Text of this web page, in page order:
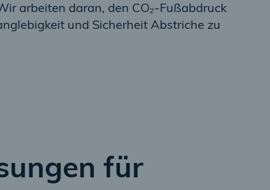
arbeiten daran, den CO₂-Fußabdruck
und Sicherheit Abstriche zu
für